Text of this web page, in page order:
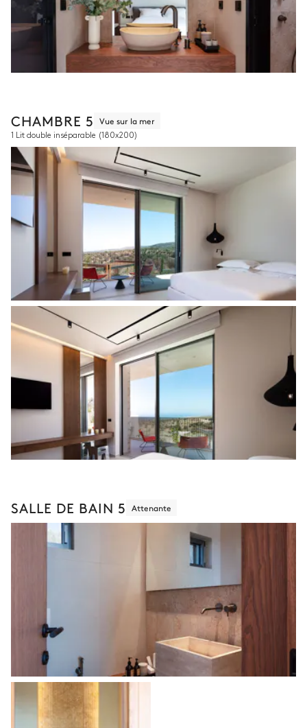
CHAMBRE 5 Vue sur la mer
1 Lit double inséparable (180x200)
SALLE DE BAIN 5 Attenante